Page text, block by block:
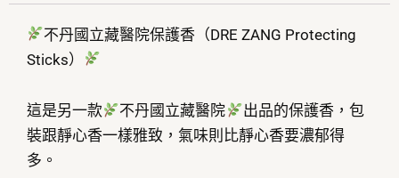
護
香
（DRE
Protecting
Sticks）
不丹國立藏醫院保護香（DRE ZANG Protecting
Sticks）
這是另一款 不丹國立藏醫院
出品的保護香，包
裝跟靜心香一樣雅致，氣味則比靜心香要濃郁得
多。